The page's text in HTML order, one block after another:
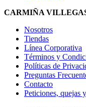
CARMIÑA
Nosotros
Tiendas
Línea Corporativa
Términos y
Políticas de
Preguntas
Contacto
Peticiones, quejas